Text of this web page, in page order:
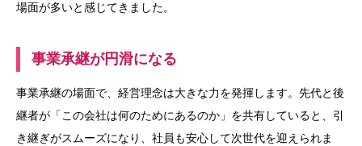
場面が多いと感じてきました。
事業承継が円滑になる
事業承継の場面で、経営理念は大きな力を発揮します。先代と後
継者が「この会社は何のためにあるのか」を共有していると、引
き継ぎがスムーズになり、社員も安心して次世代を迎えられま